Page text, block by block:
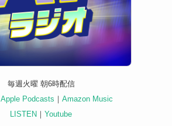
毎週火曜 朝6時配信
Apple Podcasts ｜ Amazon Music
LISTEN ｜ Youtube